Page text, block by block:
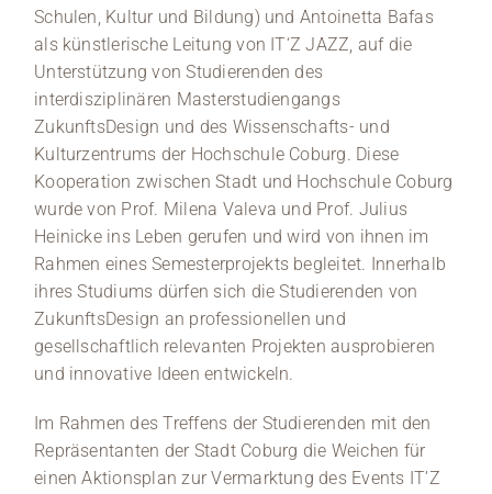
Schulen, Kultur und Bildung) und Antoinetta Bafas
als künstlerische Leitung von IT‘Z JAZZ, auf die
Unterstützung von Studierenden des
interdisziplinären Masterstudiengangs
ZukunftsDesign und des Wissenschafts- und
Kulturzentrums der Hochschule Coburg. Diese
Kooperation zwischen Stadt und Hochschule Coburg
wurde von Prof. Milena Valeva und Prof. Julius
Heinicke ins Leben gerufen und wird von ihnen im
Rahmen eines Semesterprojekts begleitet. Innerhalb
ihres Studiums dürfen sich die Studierenden von
ZukunftsDesign an professionellen und
gesellschaftlich relevanten Projekten ausprobieren
und innovative Ideen entwickeln.
Im Rahmen des Treffens der Studierenden mit den
Repräsentanten der Stadt Coburg die Weichen für
einen Aktionsplan zur Vermarktung des Events IT’Z